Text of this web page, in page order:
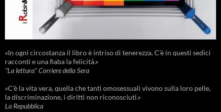
«In ogni circostanza il libro è intriso di tenerezza. C'è in questi sedici
racconti e una fiaba la felicità.»
"La lettura" Corriere della Sera
«C’è la vita vera, quella che tanti omosessuali vivono sulla loro pelle,
la discriminazione, i diritti non riconosciuti.»
La Repubblica